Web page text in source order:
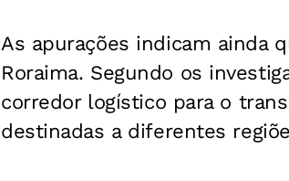
As apurações indicam ainda
Roraima. Segundo os
corredor logístico para o
destinadas a diferentes